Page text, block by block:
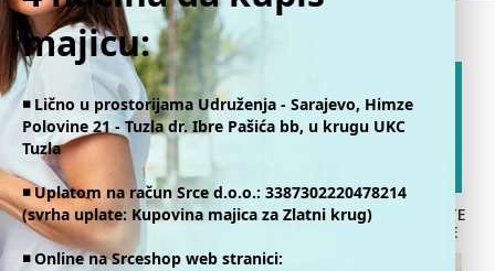
majicu:
◾️ Lično u prostorijama Udruženja - Sarajevo, Himze
Polovine 21 - Tuzla dr. Ibre Pašića bb, u krugu UKC
Tuzla
◾️ Uplatom na račun Srce d.o.o.: 3387302220478214
(svrha uplate: Kupovina majica za Zlatni krug)
◾️ Online na Srceshop web stranici:
DONATE
ONLINE